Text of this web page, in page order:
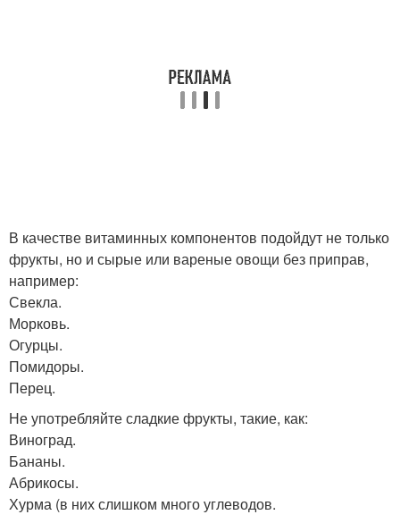
В качестве витаминных компонентов подойдут не только
фрукты, но и сырые или вареные овощи без приправ,
например:
Свекла.
Морковь.
Огурцы.
Помидоры.
Перец.
Не употребляйте сладкие фрукты, такие, как:
Виноград.
Бананы.
Абрикосы.
Хурма (в них слишком много углеводов.